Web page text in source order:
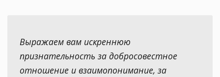
Выражаем вам искреннюю
признательность за добросовестное
отношение и взаимопонимание, за